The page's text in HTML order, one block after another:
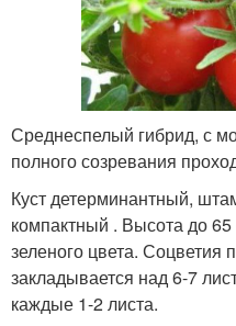
Среднеспелый гибрид, с
полного созревания
Куст детерминантный,
компактный . Высота до
зеленого цвета. Соцветия
закладывается над 6-7
каждые 1-2 листа.